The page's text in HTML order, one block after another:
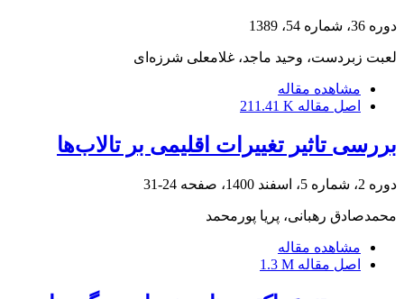
دوره 36، شماره 54، 1389
لعبت زبردست، وحید ماجد، غلامعلی شرزه‌ای
مشاهده مقاله
اصل مقاله 211.41 K
بررسی تاثیر تغییرات اقلیمی بر تالاب‌ها
دوره 2، شماره 5، اسفند 1400، صفحه 24-31
محمدصادق رهبانی، پریا پورمحمد
مشاهده مقاله
اصل مقاله 1.3 M